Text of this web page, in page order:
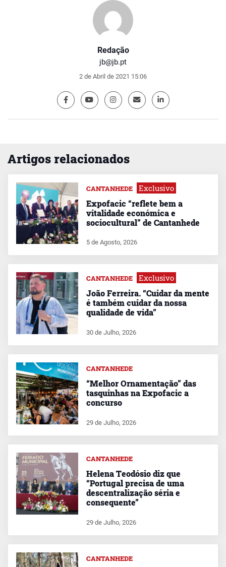
Redação
jb@jb.pt
2 de Abril de 2021 15:06
Artigos relacionados
CANTANHEDE Exclusivo
Expofacic “reflete bem a
vitalidade económica e
sociocultural” de Cantanhede
5 de Agosto, 2026
CANTANHEDE Exclusivo
João Ferreira. “Cuidar da mente
é também cuidar da nossa
qualidade de vida”
30 de Julho, 2026
CANTANHEDE
“Melhor Ornamentação” das
tasquinhas na Expofacic a
concurso
29 de Julho, 2026
CANTANHEDE
Helena Teodósio diz que
“Portugal precisa de uma
descentralização séria e
consequente”
29 de Julho, 2026
CANTANHEDE